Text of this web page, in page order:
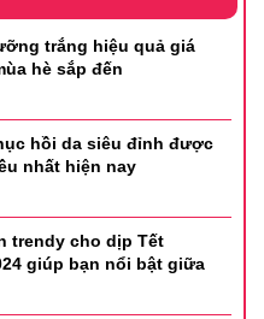
nạ ra và đắp đều lên mặt
lại thấm sâu hơn.
trắng hiệu quả giá
hè sắp đến
hồi da siêu đỉnh được
nhất hiện nay
trendy cho dịp Tết
giúp bạn nổi bật giữa